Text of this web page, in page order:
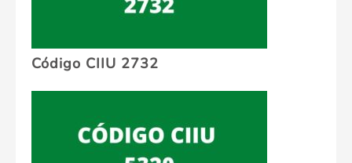
Código CIIU 2732